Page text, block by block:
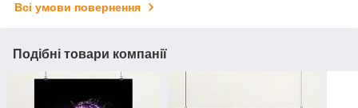
Всі умови повернення
Подібні товари компанії